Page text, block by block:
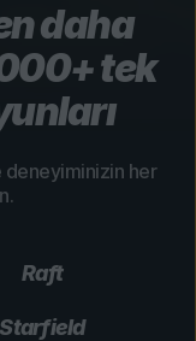
daha
tek
deneyiminizin her
Raft
Starfield